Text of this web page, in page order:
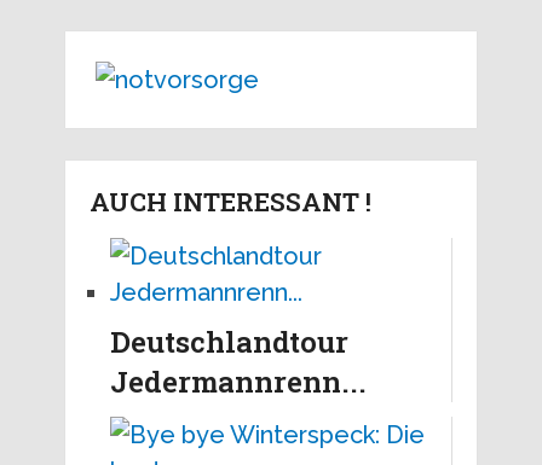
AUCH INTERESSANT !
Deutschlandtour
Jedermannrenn...